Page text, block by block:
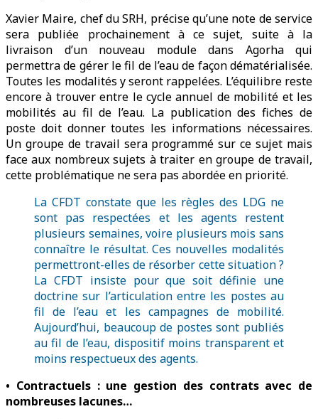
Xavier Maire, chef du SRH, précise qu’une note de service
sera publiée prochainement à ce sujet, suite à la
livraison d’un nouveau module dans Agorha qui
permettra de gérer le fil de l’eau de façon dématérialisée.
Toutes les modalités y seront rappelées. L’équilibre reste
encore à trouver entre le cycle annuel de mobilité et les
mobilités au fil de l’eau. La publication des fiches de
poste doit donner toutes les informations nécessaires.
Un groupe de travail sera programmé sur ce sujet mais
face aux nombreux sujets à traiter en groupe de travail,
cette problématique ne sera pas abordée en priorité.
La CFDT constate que les règles des LDG ne
sont pas respectées et les agents restent
plusieurs semaines, voire plusieurs mois sans
connaître le résultat. Ces nouvelles modalités
permettront-elles de résorber cette situation ?
La CFDT insiste pour que soit définie une
doctrine sur l’articulation entre les postes au
fil de l’eau et les campagnes de mobilité.
Aujourd’hui, beaucoup de postes sont publiés
au fil de l’eau, dispositif moins transparent et
moins respectueux des agents.
• Contractuels : une gestion des contrats avec de
nombreuses lacunes…